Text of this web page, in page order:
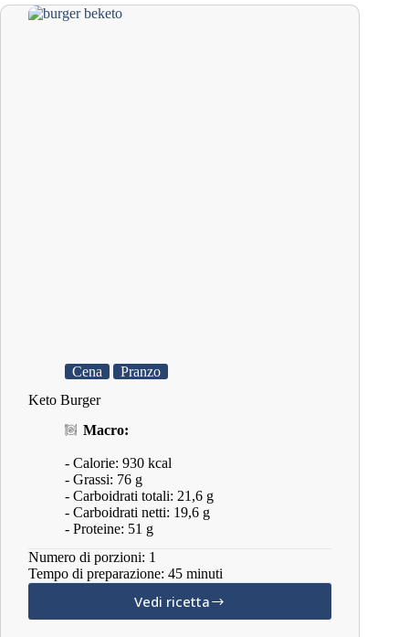
Cena
Pranzo
Keto Burger
Macro:
- Calorie: 930 kcal
- Grassi: 76 g
- Carboidrati totali: 21,6 g
- Carboidrati netti: 19,6 g
- Proteine: 51 g
Numero di porzioni: 1
Tempo di preparazione: 45 minuti
Vedi ricetta
Keto